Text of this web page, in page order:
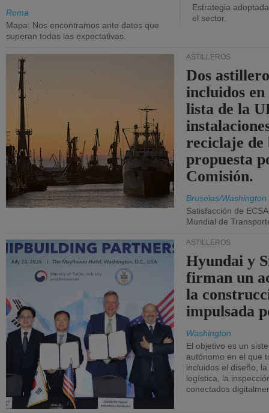
Roma
Mapa: Nos encontramos ante datos que
superan todas las expectativas.
Estrategia
el sector.
ASTILLEROS
Dos
incluidos
lista de la
reciclaje de
propuesta
Comisión.
Bruselas/Washington
Satisfacción de
Mundial de
ASTILLEROS
Hyundai y
firman un
la
impulsada
Washington
El objetivo es un
autónomo en el que
incluidos el diseño,
logística, la
conectados